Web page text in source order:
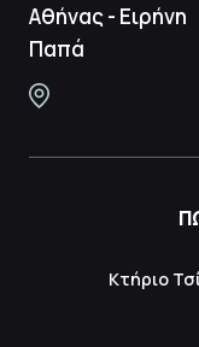
Αθήνας - Ειρήνη
Παπά
Κτήριο